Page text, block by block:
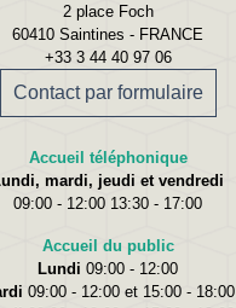
2 place Foch
60410 Saintines - FRANCE
+33 3 44 40 97 06
Contact par formulaire
Accueil téléphonique
mardi, jeudi et vendredi
09:00 - 12:00 13:30 - 17:00
Accueil du public
Lundi 09:00 - 12:00
09:00 - 12:00 et 15:00 - 18:00